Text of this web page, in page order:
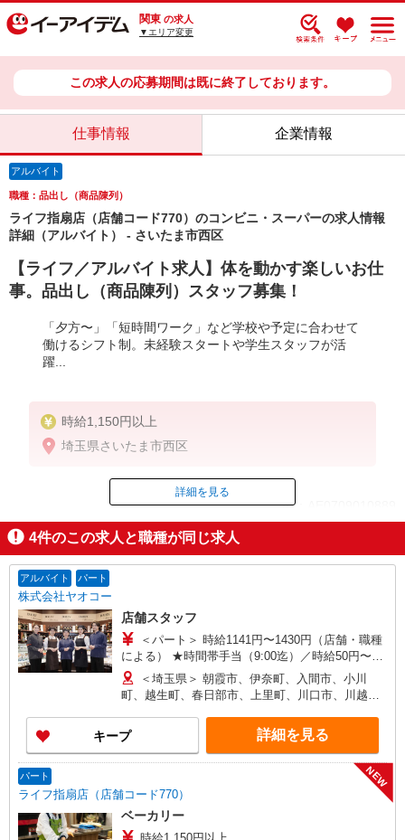
関東 の求人
▼エリア変更
この求人の応募期間は既に終了しております。
仕事情報 企業情報
アルバイト
職種：品出し（商品陳列）
ライフ指扇店（店舗コード770）のコンビニ・スーパーの求人情報
詳細（アルバイト） - さいたま市西区
【ライフ／アルバイト求人】体を動かす楽しいお仕
事。品出し（商品陳列）スタッフ募集！
「夕方〜」「短時間ワーク」など学校や予定に合わせて
働けるシフト制。未経験スタートや学生スタッフが活
躍...
時給1,150円以上
埼玉県さいたま市西区
ID：AE0709010889
掲載期間終了
詳細を見る
4件のこの求人と職種が同じ求人
アルバイト パート
株式会社ヤオコー
店舗スタッフ
＜パート＞ 時給1141円〜1430円（店舗・職種
による） ★時間帯手当（9:00迄）／時給50円〜
200円UP（店舗による）
（16:00以降）／時給50円〜250円UP（店舗・時間
帯による） ★土・日・祝日手当／時給100円〜250
円UP ★鮮魚・惣菜・寿司手当／時給100円
UP（店舗による） ＜アルバイト＞ 時給1063円〜
1330円（店舗による） ★時間帯手当（9:00迄・
16:00以降）／時給26円〜200円UP（店舗による）
★土・日・祝日手当／時給100円〜150円UP（店舗
による）
＜埼玉県＞ 朝霞市、伊奈町、入間市、小川
町、越生町、春日部市、上里町、川口市、川越
鴻巣市、越谷市、さいたま市、坂戸市、幸手市、
狭山市、志木市、白岡市、草加市、秩父市、鶴ヶ
島市、所沢市、戸田市、滑川町、新座市、羽生
市、飯能市、東松山市、日高市、深谷市、富士見
市、ふじみ野市、本庄市、三郷市、皆野町、三芳
町、毛呂山町、八潮市、寄居町、嵐山町、蕨市 ＜
群馬県＞ 館林市、安中市、太田市、桐生市、高崎
キープ 詳細を見る
パート
ライフ指扇店（店舗コード770）
NEW
ベーカリー